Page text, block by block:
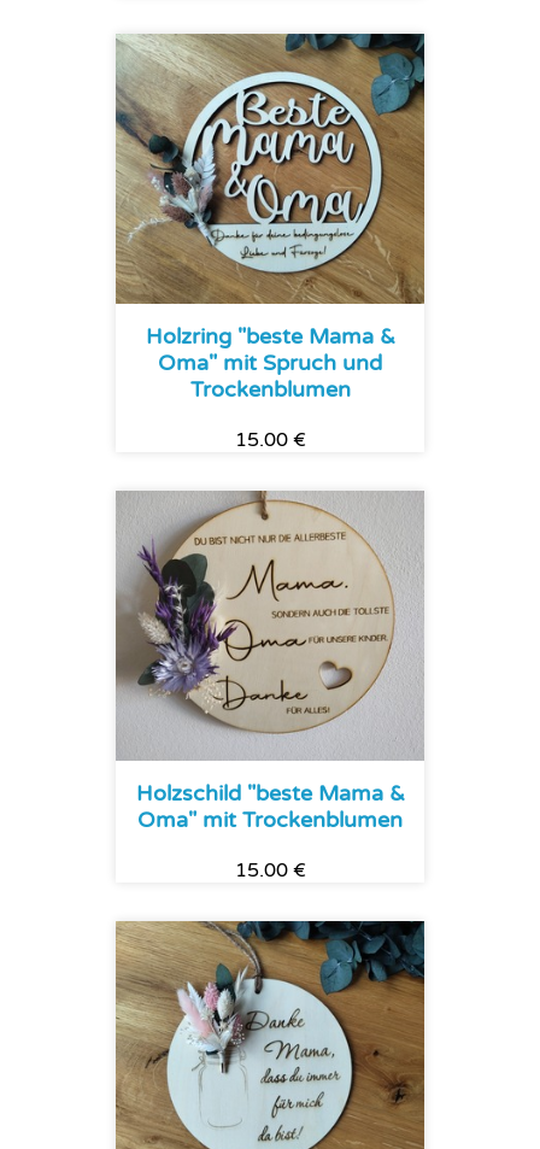
Holzring "beste Mama &
Oma" mit Spruch und
Trockenblumen
15.00 €
Holzschild "beste Mama &
Oma" mit Trockenblumen
15.00 €